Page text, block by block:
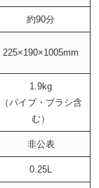
約90分
225×190×1005mm
1.9kg
（パイプ・ブラシ含
む）
非公表
0.25L